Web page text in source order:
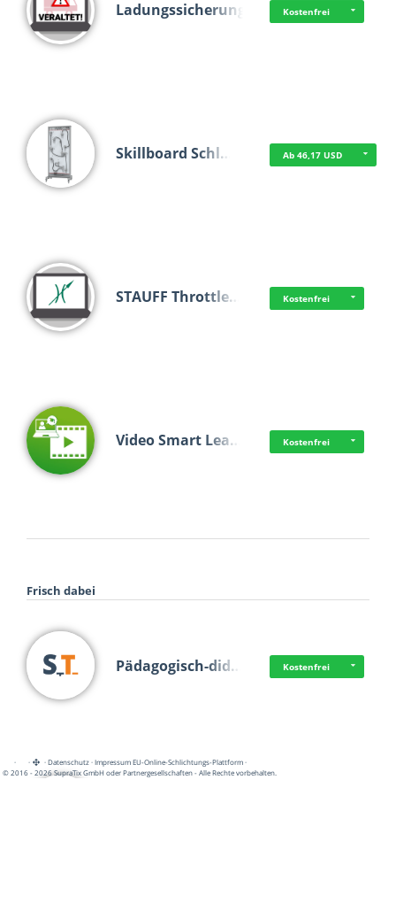
Ladungssicherung Kostenfrei
Skillboard Schl… Ab 46,17 USD
STAUFF Throttle… Kostenfrei
Video Smart Lea… Kostenfrei
Frisch dabei
Pädagogisch-did… Kostenfrei
· · ·Datenschutz·Impressum EU-Online-Schlichtungs-Plattform·
© 2016 - 2026 SupraTix GmbH oder Partnergesellschaften - Alle Rechte vorbehalten.